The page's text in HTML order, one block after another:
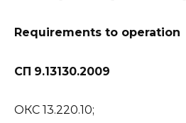
Requirements to operation
СП 9.13130.2009
ОКС 13.220.10;